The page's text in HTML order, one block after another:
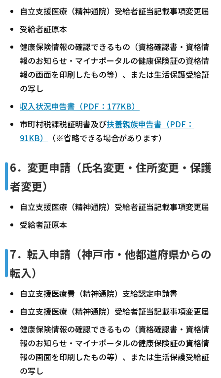
自立支援医療（精神通院）受給者証当記載事項変更届
受給者証原本
健康保険情報の確認できるもの（資格確認書・資格情
報のお知らせ・マイナポータルの健康保険証の資格情
報の画面を印刷したもの等）、または生活保護受給証
の写し
収入状況申告書（PDF：177KB）
市町村税課税証明書及び扶養親族申告書（PDF：
91KB）
（※省略できる場合があります）
6．変更申請（氏名変更・住所変更・保護
者変更）
自立支援医療（精神通院）受給者証当記載事項変更届
受給者証原本
7．転入申請（神戸市・他都道府県からの
転入）
自立支援医療費（精神通院）支給認定申請書
自立支援医療（精神通院）受給者証当記載事項変更届
健康保険情報の確認できるもの（資格確認書・資格情
報のお知らせ・マイナポータルの健康保険証の資格情
報の画面を印刷したもの等）、または生活保護受給証
の写し